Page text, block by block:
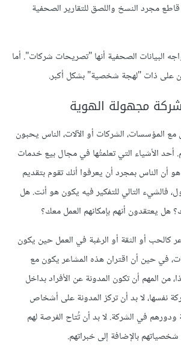
مجرد النسخ واللصق للتقارير الصحفية
البيانات الصحفية أنها "تصريحات شركات". أما
على ذات "لهجة شخصية" بشكل أكبر.
مع المؤسسات، الشركات أو الآلات، الناس يحبون
الأشياء التي تعلمتُها في مجال بيع خدمات
أن الناس بمجرد أن يعرفوا أنك تقوم بتقديم
فالشيء التالي للتفكير فيه يكون هو أنت. هل
يعتقدون أنهم بإمكانهم العمل معك؟
كالحب أو الثقة أو الرغبة في العمل حين يكون
في حين أن اقتران هذه المشاعر يكون مع
من المهم أن تكون المدونة عن الأفراد بداخل
نفسها، لا بد أن تركز المدونة على أشخاص
في الشركة. لا بد أن تُتاح الفرصة لهم
بالإضافة إلى خبراتهم.